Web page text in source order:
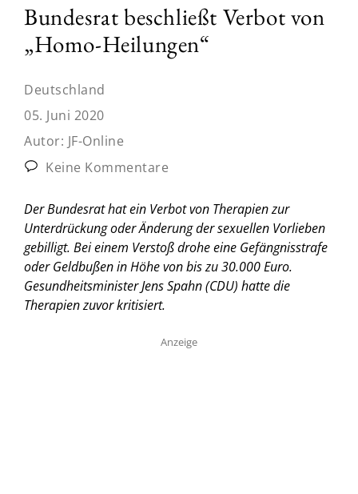
Bundesrat beschließt Verbot von
„Homo-Heilungen“
Deutschland
05. Juni 2020
Autor: JF-Online
Keine Kommentare
Der Bundesrat hat ein Verbot von Therapien zur
Unterdrückung oder Änderung der sexuellen Vorlieben
gebilligt. Bei einem Verstoß drohe eine Gefängnisstrafe
oder Geldbußen in Höhe von bis zu 30.000 Euro.
Gesundheitsminister Jens Spahn (CDU) hatte die
Therapien zuvor kritisiert.
Anzeige